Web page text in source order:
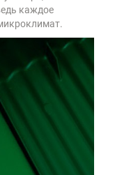
каждое